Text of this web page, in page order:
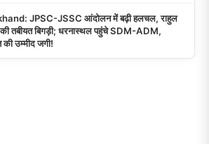
JPSC-JSSC आंदोलन में बढ़ी हलचल, राहुल
की तबीयत बिगड़ी; धरनास्थल पहुंचे SDM-ADM,
की उम्मीद जगी!